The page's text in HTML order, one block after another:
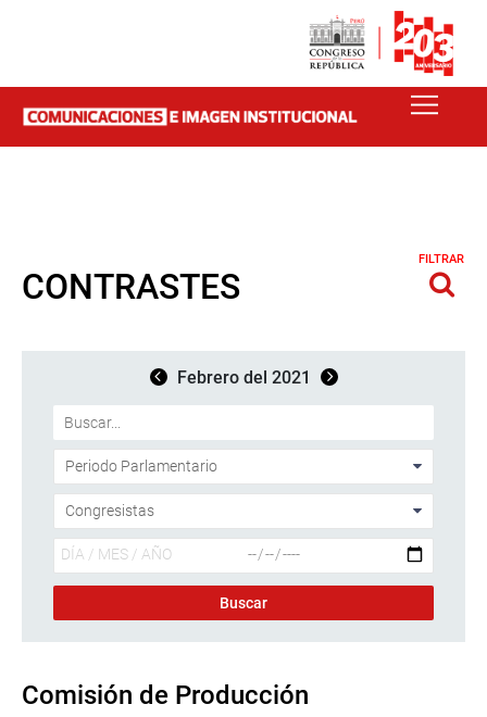
CONTRASTES
FILTRAR
Febrero del 2021
Comisión de Producción